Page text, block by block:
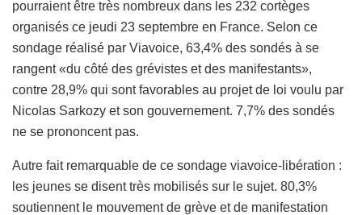
pourraient être très nombreux dans les 232 cortèges
organisés ce jeudi 23 septembre en France. Selon ce
sondage réalisé par Viavoice, 63,4% des sondés à se
rangent «du côté des grévistes et des manifestants»,
contre 28,9% qui sont favorables au projet de loi voulu par
Nicolas Sarkozy et son gouvernement. 7,7% des sondés
ne se prononcent pas.
Autre fait remarquable de ce sondage viavoice-libération :
les jeunes se disent très mobilisés sur le sujet. 80,3%
soutiennent le mouvement de grève et de manifestation